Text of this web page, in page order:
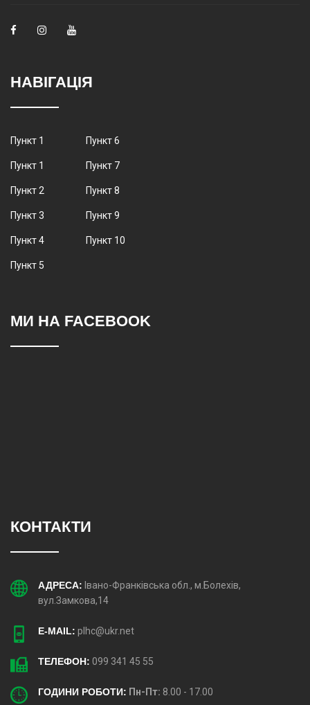
НАВІГАЦІЯ
Пункт 1
Пункт 1
Пункт 2
Пункт 3
Пункт 4
Пункт 5
Пункт 6
Пункт 7
Пункт 8
Пункт 9
Пункт 10
МИ НА FACEBOOK
КОНТАКТИ
АДРЕСА: Івано-Франківська обл., м.Болехів,
вул.Замкова,14
E-MAIL: plhc@ukr.net
ТЕЛЕФОН: 099 341 45 55
ГОДИНИ РОБОТИ: Пн-Пт: 8.00 - 17.00